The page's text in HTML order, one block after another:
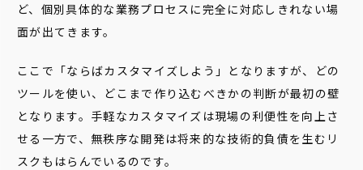
ど、個別具体的な業務プロセスに完全に対応しきれない場
面が出てきます。
ここで「ならばカスタマイズしよう」となりますが、どの
ツールを使い、どこまで作り込むべきかの判断が最初の壁
となります。手軽なカスタマイズは現場の利便性を向上さ
せる一方で、無秩序な開発は将来的な技術的負債を生むリ
スクもはらんでいるのです。